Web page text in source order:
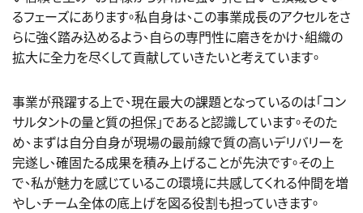
るフェーズにあります。私自身は、この事業成長のアクセルをさ
らに強く踏み込めるよう、自らの専門性に磨きをかけ、組織の
拡大に全力を尽くして貢献していきたいと考えています。
事業が飛躍する上で、現在最大の課題となっているのは「コン
サルタントの量と質の担保」であると認識しています。そのた
め、まずは自分自身が現場の最前線で質の高いデリバリーを
完遂し、確固たる成果を積み上げることが先決です。その上
で、私が魅力を感じているこの環境に共感してくれる仲間を増
やし、チーム全体の底上げを図る役割も担っていきます。